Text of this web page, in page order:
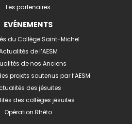
Les partenaires
EVÉNEMENTS
du Collège Saint-Michel
de l’AESM
de nos Anciens
projets soutenus par l’AESM
des jésuites
des collèges jésuites
Opération Rhéto